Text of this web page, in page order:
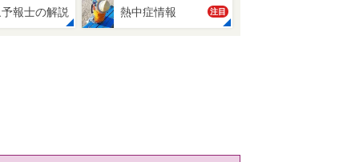
報士の解説 熱中症情報 注目